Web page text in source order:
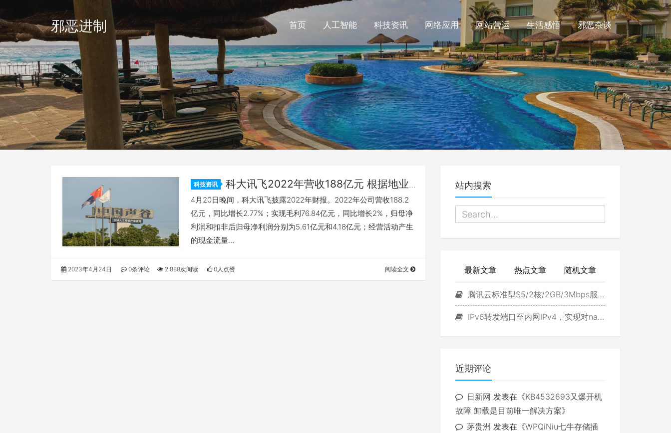
邪恶进制 首页 人工智能 科技资讯 网络应用 网站营运 生活感悟 邪恶杂谈
科技资讯
科大讯飞2022年营收188亿元 根据地业
务同比增长23%
4月20日晚间，科大讯飞披露2022年财报。2022年公司营收188.2
亿元，同比增长2.77%；实现毛利76.84亿元，同比增长2%，归母净
利润和扣非后归母净利润分别为5.61亿元和4.18亿元；经营活动产生
的现金流量…
2023年4月24日 0条评论 2,888次阅读 0人点赞 阅读全文
站内搜索
最新文章 热点文章 随机文章
腾讯云标准型S5/2核/2GB/3Mbps服务器试用
IPv6转发端口至内网IPv4，实现对navidrome直接访问
近期评论
日新网 发表在《KB4532693又爆开机
故障 卸载是目前唯一解决方案》
茅贵洲 发表在《WPQiNiu七牛存储插